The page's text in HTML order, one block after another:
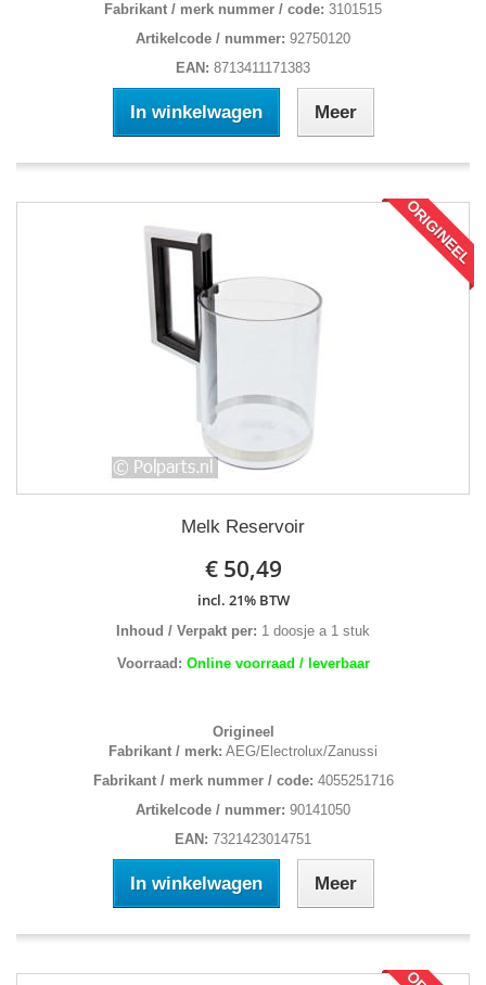
Fabrikant / merk nummer / code: 3101515
Artikelcode / nummer: 92750120
EAN: 8713411171383
In winkelwagen Meer
ORIGINEEL
Melk Reservoir
€ 50,49
incl. 21% BTW
Inhoud / Verpakt per: 1 doosje a 1 stuk
Voorraad: Online voorraad / leverbaar
Origineel
Fabrikant / merk: AEG/Electrolux/Zanussi
Fabrikant / merk nummer / code: 4055251716
Artikelcode / nummer: 90141050
EAN: 7321423014751
In winkelwagen Meer